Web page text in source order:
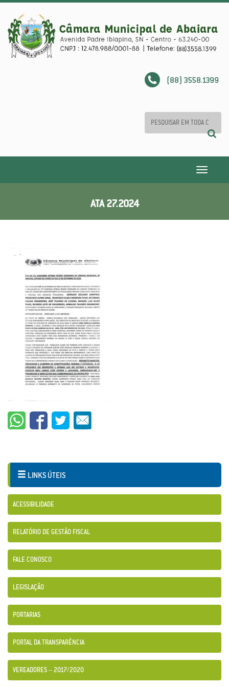
(88) 3558.1399
Toggle
ATA 27.2024
LINKS ÚTEIS
ACESSIBILIDADE
RELATÓRIO DE GESTÃO FISCAL
FALE CONOSCO
LEGISLAÇÃO
PORTARIAS
PORTAL DA TRANSPARÊNCIA
VEREADORES – 2017/2020